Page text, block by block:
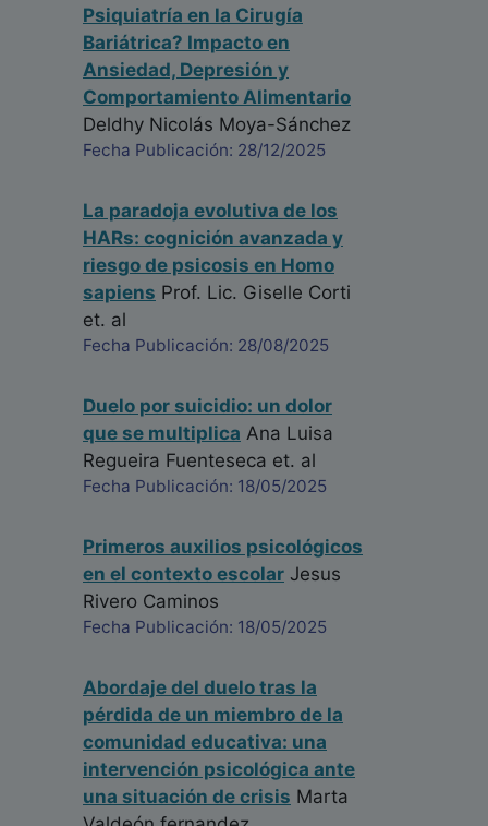
Psiquiatría en la Cirugía
Bariátrica? Impacto en
Ansiedad, Depresión y
Comportamiento Alimentario
Deldhy Nicolás Moya-Sánchez
Fecha Publicación: 28/12/2025
La paradoja evolutiva de los
HARs: cognición avanzada y
riesgo de psicosis en Homo
sapiens Prof. Lic. Giselle Corti
et. al
Fecha Publicación: 28/08/2025
Duelo por suicidio: un dolor
que se multiplica Ana Luisa
Regueira Fuenteseca et. al
Fecha Publicación: 18/05/2025
Primeros auxilios psicológicos
en el contexto escolar Jesus
Rivero Caminos
Fecha Publicación: 18/05/2025
Abordaje del duelo tras la
pérdida de un miembro de la
comunidad educativa: una
intervención psicológica ante
una situación de crisis Marta